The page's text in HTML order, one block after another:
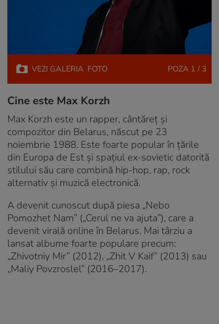
VEZI GALERIA FOTO POZA 1 / 3
Cine este Max Korzh
Max Korzh este un rapper, cântăreț și
compozitor din Belarus, născut pe 23
noiembrie 1988. Este foarte popular în țările
din Europa de Est și spațiul ex-sovietic datorită
stilului său care combină hip-hop, rap, rock
alternativ și muzică electronică.
A devenit cunoscut după piesa „Nebo
Pomozhet Nam” („Cerul ne va ajuta”), care a
devenit virală online în Belarus. Mai târziu a
lansat albume foarte populare precum:
„Zhivotniy Mir” (2012), „Zhit V Kaif” (2013) sau
„Maliy Povzroslel” (2016–2017).